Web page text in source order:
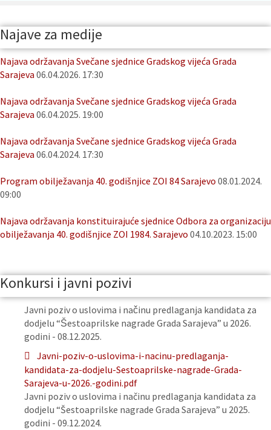
Najave za medije
Najava održavanja Svečane sjednice Gradskog vijeća Grada
Sarajeva 06.04.2026. 17:30
Najava održavanja Svečane sjednice Gradskog vijeća Grada
Sarajeva 06.04.2025. 19:00
Najava održavanja Svečane sjednice Gradskog vijeća Grada
Sarajeva 06.04.2024. 17:30
Program obilježavanja 40. godišnjice ZOI 84 Sarajevo 08.01.2024.
09:00
Najava održavanja konstituirajuće sjednice Odbora za organizaciju
obilježavanja 40. godišnjice ZOI 1984. Sarajevo 04.10.2023. 15:00
Konkursi i javni pozivi
Javni poziv o uslovima i načinu predlaganja kandidata za
dodjelu “Šestoaprilske nagrade Grada Sarajeva” u 2026.
godini - 08.12.2025.
Javni-poziv-o-uslovima-i-nacinu-predlaganja-
kandidata-za-dodjelu-Sestoaprilske-nagrade-Grada-
Sarajeva-u-2026.-godini.pdf
Javni poziv o uslovima i načinu predlaganja kandidata za
dodjelu “Šestoaprilske nagrade Grada Sarajeva” u 2025.
godini - 09.12.2024.